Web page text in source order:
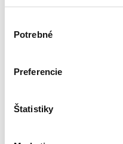
súhlasu
Potrebné
Preferencie
Štatistiky
Monday – Friday / 10:00 – 18:00